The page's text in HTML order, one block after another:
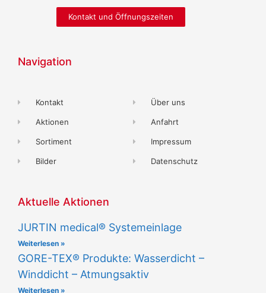
Kontakt und Öffnungszeiten
Navigation
Kontakt
Aktionen
Sortiment
Bilder
Über uns
Anfahrt
Impressum
Datenschutz
Aktuelle Aktionen
JURTIN medical® Systemeinlage
Weiterlesen »
GORE-TEX® Produkte: Wasserdicht –
Winddicht – Atmungsaktiv
Weiterlesen »